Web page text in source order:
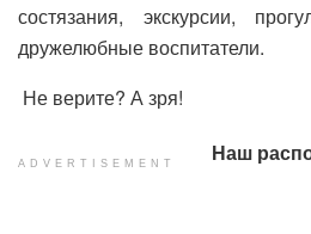
состязания, экскурсии,
дружелюбные воспитатели.
Не верите? А зря!
ADVERTISEMENT Наш